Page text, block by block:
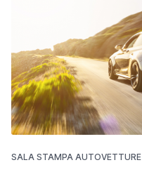
SALA STAMPA AUTOVETTURE